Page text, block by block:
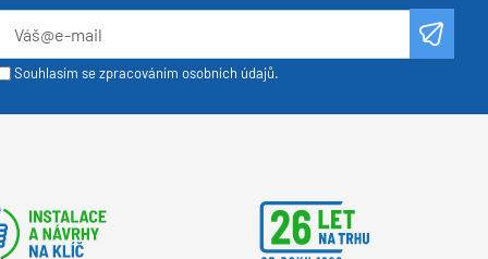
Souhlasím se zpracováním osobních údajů.